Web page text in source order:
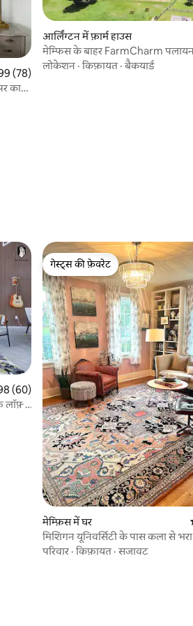
5 में से 4.99, 78 समीक्षाएँ
(78)
का
आर्लिंग्टन में फ़ार्म हाउस
मेम्फिस के बाहर FarmCharm
पास की वाइनरी
लोकेशन ·किफ़ायत ·बैकयार्ड
5 में से 4.98, 60 समीक्षाएँ
(60)
लॉफ़्ट
गेस्ट्स की फ़ेवरेट
गेस्ट्स की फ़ेवरेट
मेम्फ़िस में घर
मिशिगन यूनिवर्सिटी के पास कला से
बेहद आकर्षक!
परिवार ·किफ़ायत ·सजावट